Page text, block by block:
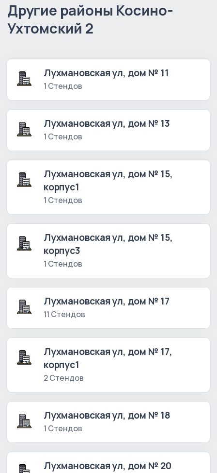
Другие районы Косино-
Ухтомский 2
Лухмановская ул, дом № 11
1 Стендов
Лухмановская ул, дом № 13
1 Стендов
Лухмановская ул, дом № 15,
корпус1
1 Стендов
Лухмановская ул, дом № 15,
корпус3
1 Стендов
Лухмановская ул, дом № 17
11 Стендов
Лухмановская ул, дом № 17,
корпус1
2 Стендов
Лухмановская ул, дом № 18
1 Стендов
Лухмановская ул, дом № 20